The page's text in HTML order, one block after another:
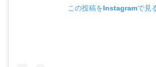
この投稿をInstagramで見